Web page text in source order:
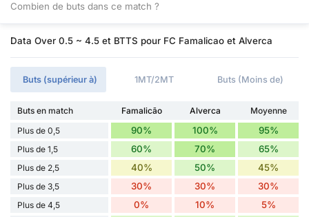
Combien de buts dans ce match ?
Data Over 0.5 ~ 4.5 et BTTS pour FC Famalicao et Alverca
Buts (supérieur à) 1MT/2MT Buts (Moins de)
Buts en match Famalicão Alverca
Moyenne
Plus de 0,5
90% 100% 95%
Plus de 1,5 60% 70% 65%
Plus de 2,5 40% 50% 45%
Plus de 3,5 30% 30% 30%
Plus de 4,5 0% 10% 5%